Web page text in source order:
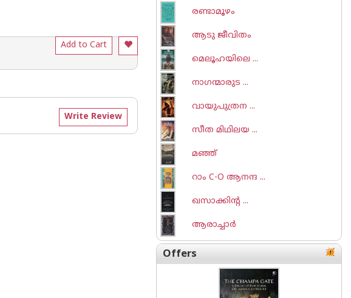
Add to Cart
Write Review
രണ്ടാമൂഴം
ആടു ജീവിതം
മെലൂഹയിലെ ...
നാഗന്മാരുട ...
വായുപുത്രന ...
സീത മിഥിലയ ...
മഞ്ഞ്
റാം C-O ആനന്ദ ...
ഖസാക്കിന്റ ...
ആരാച്ചാര്‍
Offers